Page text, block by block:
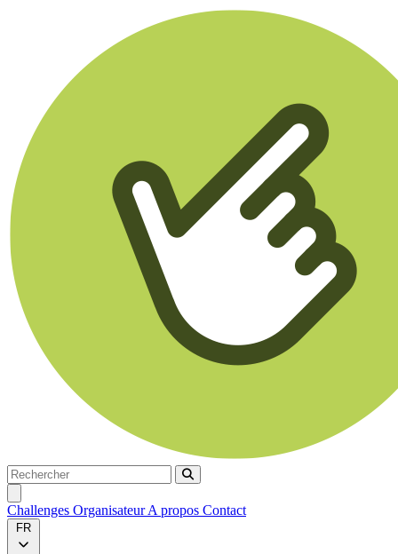
Rechercher
Rechercher
Challenges OrganisateurA propos Contact
FR